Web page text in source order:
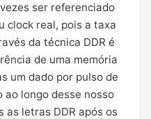
ser referenciado
clock real, pois a taxa
da técnica DDR é
de uma memória
um dado por pulso de
ao longo desse nosso
as letras DDR após os